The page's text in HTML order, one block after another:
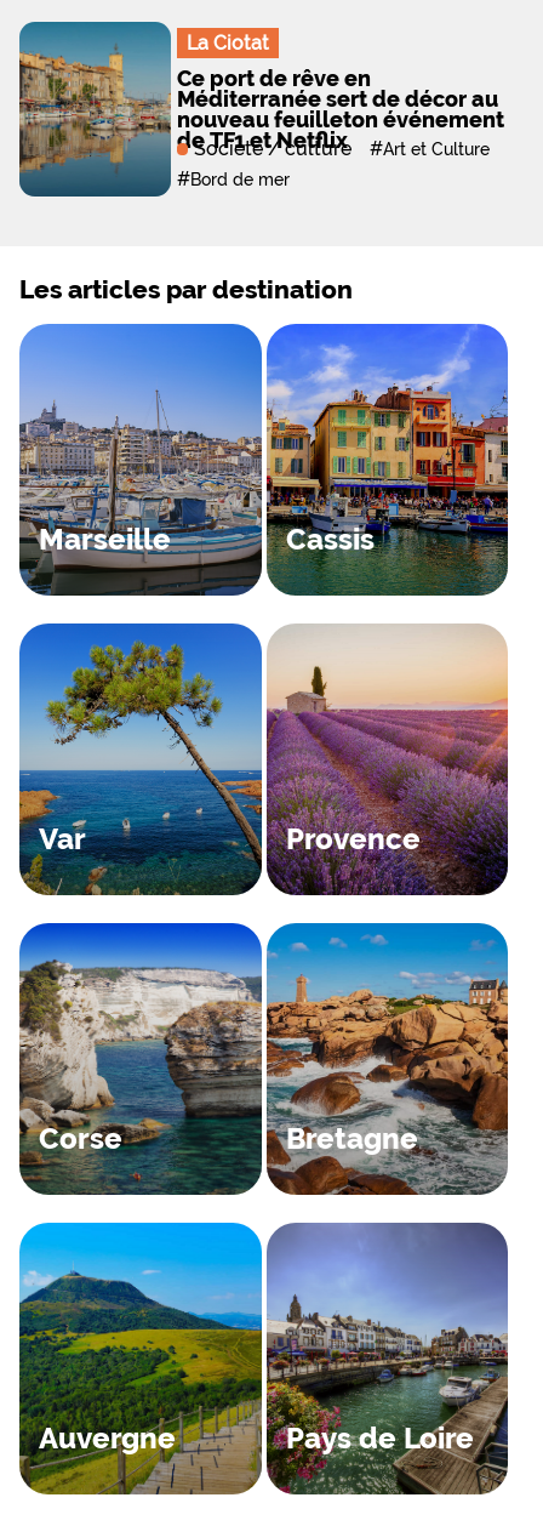
La Ciotat
Ce port de rêve en
Méditerranée sert de décor au
nouveau feuilleton événement
de TF1 et Netflix
Société / culture #Art et Culture
#Bord de mer
Les articles par destination
Marseille Cassis
Var Provence
Corse Bretagne
Auvergne Pays de Loire